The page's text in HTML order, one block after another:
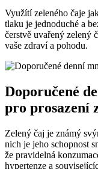
Využítí zeleného čaje
tlaku je jednoduché a
čerstvě uvařený zelený
vaše zdraví a pohodu.
Doporučené
pro prosazení
Zelený čaj je známý
nich je jeho schopnost
že pravidelná
hypertenze a